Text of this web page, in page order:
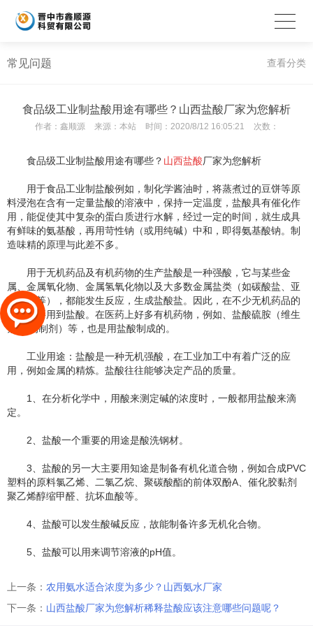
常见问题 查看分类
食品级工业制盐酸用途有哪些？山西盐酸厂家为您解析
作者： 鑫顺源 来源： 本站 时间： 2020/8/12 16:05:21 次数：
食品级工业制盐酸用途有哪些？ 山西盐酸厂家为您解析
用于食品工业制盐酸例如，制化学酱油时，将蒸煮过的豆饼等原
料浸泡在含有一定量盐酸的溶液中，保持一定温度，盐酸具有催化作
用，能促使其中复杂的蛋白质进行水解，经过一定的时间，就生成具
有鲜味的氨基酸，再用苛性钠（或用纯碱）中和，即得氨基酸钠。制
造味精的原理与此差不多。
用于无机药品及有机药物的生产盐酸是一种强酸，它与某些金
属、金属氧化物、金属氢氧化物以及大多数金属盐类（如碳酸盐、亚
硫酸盐等），都能发生反应，生成盐酸盐。因此，在不少无机药品的
生产上要用到盐酸。在医药上好多有机药物，例如、盐酸硫胺（维生
素B1的制剂）等，也是用盐酸制成的。
工业用途：盐酸是一种无机强酸，在工业加工中有着广泛的应
用，例如金属的精炼。盐酸往往能够决定产品的质量。
1、在分析化学中，用酸来测定碱的浓度时，一般都用盐酸来滴
定。
2、盐酸一个重要的用途是酸洗钢材。
3、盐酸的另一大主要用知途是制备有机化道合物，例如合成PVC
塑料的原料氯乙烯、二氯乙烷、聚碳酸酯的前体双酚A、催化胶黏剂
聚乙烯醇缩甲醛、抗坏血酸等。
4、盐酸可以发生酸碱反应，故能制备许多无机化合物。
5、盐酸可以用来调节溶液的pH值。
上一条： 农用氨水适合浓度为多少？山西氨水厂家
下一条： 山西盐酸厂家为您解析稀释盐酸应该注意哪些问题呢？